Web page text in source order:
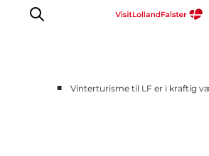
■ Vinterturisme til LF er i kraftig